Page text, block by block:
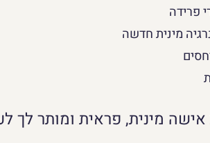
פרידה
מינית חדשה
מינית, פראית ומותר לך